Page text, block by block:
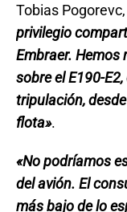
Tobias
privilegio
Embraer.
sobre el E190-
tripulación,
flota».
«No podríamos
del avión. El
más bajo de lo